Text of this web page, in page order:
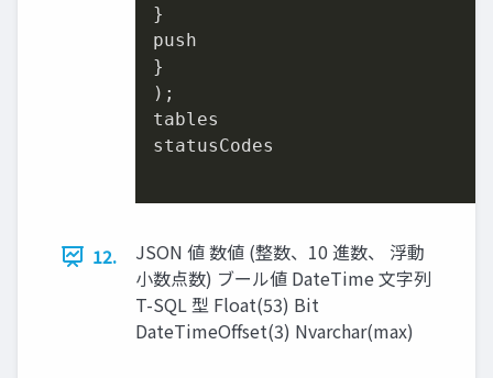
}
push
}
);
tables
statusCodes
12.
JSON 値 数値 (整数、10 進数、 浮動
小数点数) ブール値 DateTime 文字列
T-SQL 型 Float(53) Bit
DateTimeOffset(3) Nvarchar(max)